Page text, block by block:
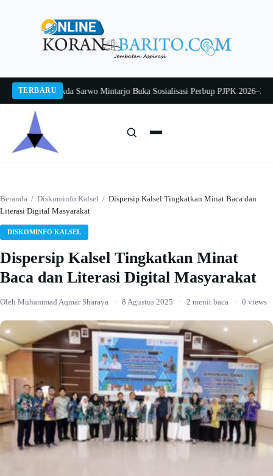
TERBARU
2026Pj Sekda Sarwo Mintarjo Buka Sosialisasi Perbup PJPK 2026–2030
Beranda / Diskominfo Kalsel / Dispersip Kalsel Tingkatkan Minat Baca dan
Literasi Digital Masyarakat
DISKOMINFO KALSEL
Dispersip Kalsel Tingkatkan Minat
Baca dan Literasi Digital Masyarakat
Oleh Muhammad Aqmar Sharaya · 8 Agustus 2025 · 2 menit baca · 0 views